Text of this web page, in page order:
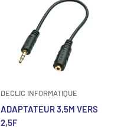
DECLIC INFORMATIQUE
ADAPTATEUR 3,5M VERS
2,5F